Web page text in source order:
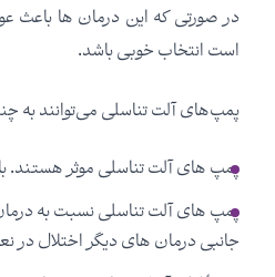
در صورتی که این درمان ها باعث
است انتخاب خوبی باشد.
پمپ‌های آلت تناسلی می‌توانند به
پمپ های آلت تناسلی موثر هستند.
پمپ های آلت تناسلی نسبت به
جانبی درمان های دیگر اختلال در